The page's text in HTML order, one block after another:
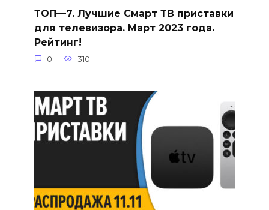
ТОП—7. Лучшие Смарт ТВ приставки
для телевизора. Март 2023 года.
Рейтинг!
0 310